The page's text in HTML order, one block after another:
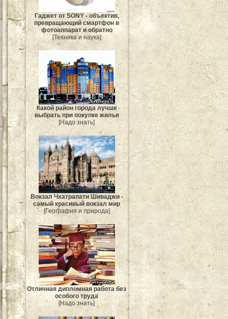
Гаджет от SONY - объектив,
превращающий смартфон в
фотоаппарат и обратно
[Техника и наука]
Какой район города лучше
выбрать при покупке жилья
[Надо знать]
Вокзал Чхатрапати Шиваджи -
самый красивый вокзал мир
[География и природа]
Отличная дипломная работа без
особого труда
[Надо знать]